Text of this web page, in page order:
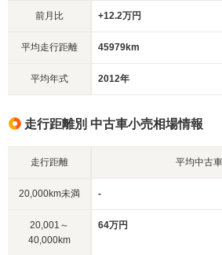
前月比 +12.2万円
平均走行距離 45979km
平均年式 2012年
走行距離別 中古車小売相場情報
走行距離 平均中古
20,000km未満 -
20,001～
40,000km
64万円